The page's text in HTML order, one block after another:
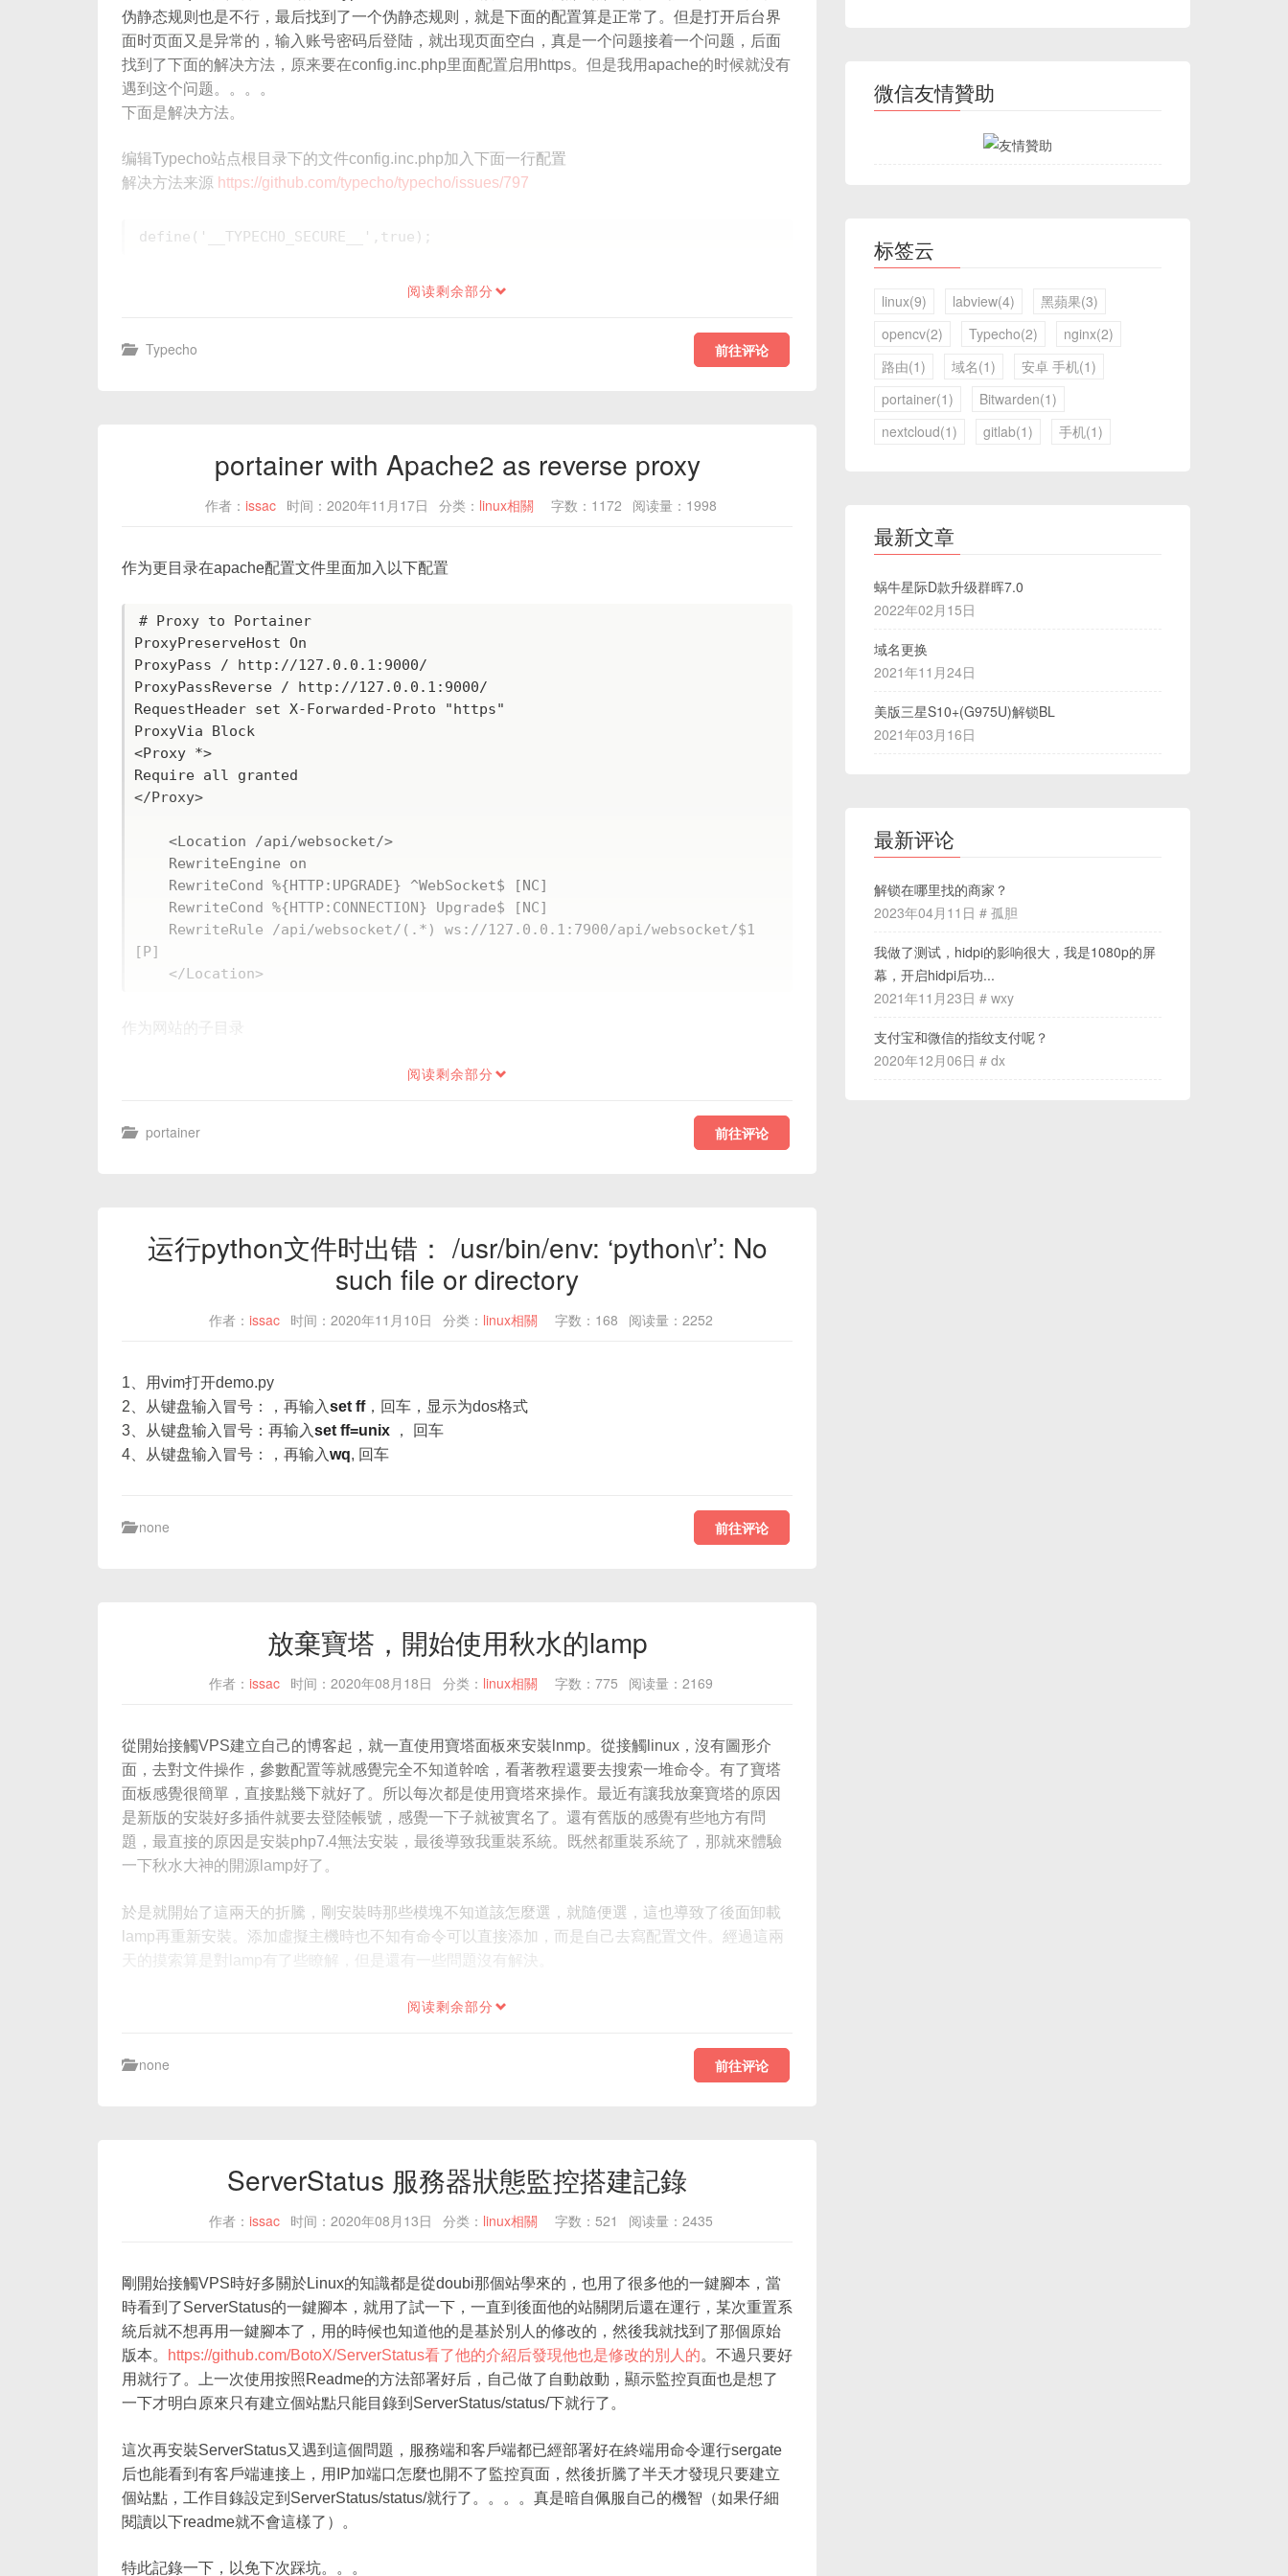
伪静态规则也是不行，最后找到了一个伪静态规则，就是下面的配置算是正常了。但是打开后台界
面时页面又是异常的，输入账号密码后登陆，就出现页面空白，真是一个问题接着一个问题，后面
找到了下面的解决方法，原来要在config.inc.php里面配置启用https。但是我用apache的时候就没有
遇到这个问题。。。。
下面是解决方法。
编辑Typecho站点根目录下的文件config.inc.php加入下面一行配置
解决方法来源 https://github.com/typecho/typecho/issues/797
阅读剩余部分
Typecho 前往评论
portainer with Apache2 as reverse proxy
作者： issac 时间：2020年11月17日 分类： linux相關 字数：1172 阅读量：1998
作为更目录在apache配置文件里面加入以下配置
# Proxy to Portainer
ProxyPreserveHost On
ProxyPass / http://127.0.0.1:9000/
ProxyPassReverse / http://127.0.0.1:9000/
RequestHeader set X-Forwarded-Proto "https"
ProxyVia Block
<Proxy *>
Require all granted
</Proxy>
[P]
作为网站的子目录
阅读剩余部分
portainer 前往评论
运行python文件时出错： /usr/bin/env: ‘python\r’: No
such file or directory
作者： issac 时间：2020年11月10日 分类： linux相關 字数：168 阅读量：2252
1、用vim打开demo.py
2、从键盘输入冒号：，再输入set ff，回车，显示为dos格式
3、从键盘输入冒号：再输入set ff=unix ， 回车
4、从键盘输入冒号：，再输入wq, 回车
none 前往评论
放棄寶塔，開始使用秋水的lamp
作者： issac 时间：2020年08月18日 分类： linux相關 字数：775 阅读量：2169
從開始接觸VPS建立自己的博客起，就一直使用寶塔面板來安裝lnmp。從接觸linux，沒有圖形介
面，去對文件操作，參數配置等就感覺完全不知道幹啥，看著教程還要去搜索一堆命令。有了寶塔
面板感覺很簡單，直接點幾下就好了。所以每次都是使用寶塔來操作。最近有讓我放棄寶塔的原因
是新版的安裝好多插件就要去登陸帳號，感覺一下子就被實名了。還有舊版的感覺有些地方有問
題，最直接的原因是安裝php7.4無法安裝，最後導致我重裝系統。既然都重裝系統了，那就來體驗
一下秋水大神的開源lamp好了。
於是就開始了這兩天的折騰，剛安裝時那些模塊不知道該怎麼選，就隨便選，這也導致了後面卸載
lamp再重新安裝。添加虛擬主機時也不知有命令可以直接添加，而是自己去寫配置文件。經過這兩
天的摸索算是對lamp有了些瞭解，但是還有一些問題沒有解決。
阅读剩余部分
none 前往评论
ServerStatus 服務器狀態監控搭建記錄
作者： issac 时间：2020年08月13日 分类： linux相關 字数：521 阅读量：2435
剛開始接觸VPS時好多關於Linux的知識都是從doubi那個站學來的，也用了很多他的一鍵腳本，當
時看到了ServerStatus的一鍵腳本，就用了試一下，一直到後面他的站關閉后還在運行，某次重置系
統后就不想再用一鍵腳本了，用的時候也知道他的是基於別人的修改的，然後我就找到了那個原始
版本。
https://github.com/BotoX/ServerStatus看了他的介紹后發現他也是修改的別人的。不過只要好
用就行了。上一次使用按照Readme的方法部署好后，自己做了自動啟動，顯示監控頁面也是想了
一下才明白原來只有建立個站點只能目錄到ServerStatus/status/下就行了。
這次再安裝ServerStatus又遇到這個問題，服務端和客戶端都已經部署好在終端用命令運行sergate
后也能看到有客戶端連接上，用IP加端口怎麼也開不了監控頁面，然後折騰了半天才發現只要建立
個站點，工作目錄設定到ServerStatus/status/就行了。。。。真是暗自佩服自己的機智（如果仔細
閱讀以下readme就不會這樣了）。
特此記錄一下，以免下次踩坑。。。
微信友情贊助
标签云
linux(9) labview(4)
黑蘋果(3)
opencv(2)
Typecho(2)
nginx(2)
路由(1)
域名(1)
安卓 手机(1)
portainer(1)
Bitwarden(1)
nextcloud(1)
gitlab(1) 手机(1)
最新文章
蜗牛星际D款升级群晖7.0
2022年02月15日
域名更换
2021年11月24日
美版三星S10+(G975U)解锁BL
2021年03月16日
最新评论
解锁在哪里找的商家？
2023年04月11日 # 孤胆
我做了测试，hidpi的影响很大，我是1080p的屏
幕，开启hidpi后功...
2021年11月23日 # wxy
支付宝和微信的指纹支付呢？
2020年12月06日 # dx